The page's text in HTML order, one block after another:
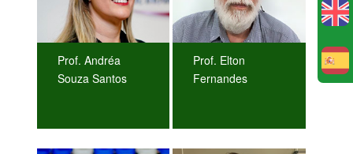
Prof. Andréa
Souza Santos
Prof. Elton
Fernandes